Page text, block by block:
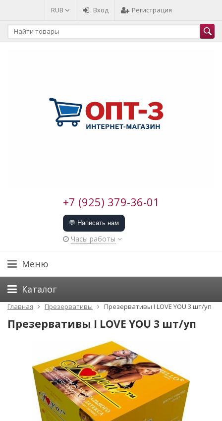
RUB Вход Регистрация
+7 (925) 379-36-01
💬 Написать нам
Часы работы
Меню
Каталог
Главная Презервативы Презервативы I LOVE YOU 3 шт/уп
Презервативы I LOVE YOU 3 шт/уп